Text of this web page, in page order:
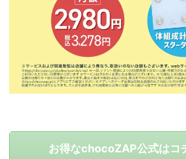
お得なchocoZAP公式はコ